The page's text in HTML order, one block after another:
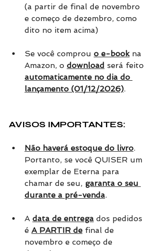
(a partir de final de novembro
e começo de dezembro, como
dito no item acima)
Se você comprou o e-book na
Amazon, o download será feito
automaticamente no dia do
lançamento (01/12/2026).
AVISOS IMPORTANTES:
Não haverá estoque do livro.
Portanto, se você QUISER um
exemplar de Eterna para
chamar de seu, garanta o seu
durante a pré-venda.
A data de entrega dos pedidos
é A PARTIR de final de
novembro e começo de